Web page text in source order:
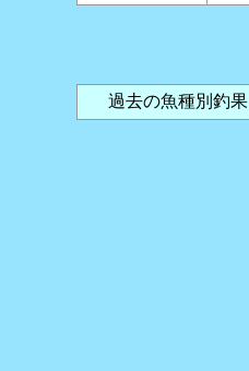
過去の魚種別釣果